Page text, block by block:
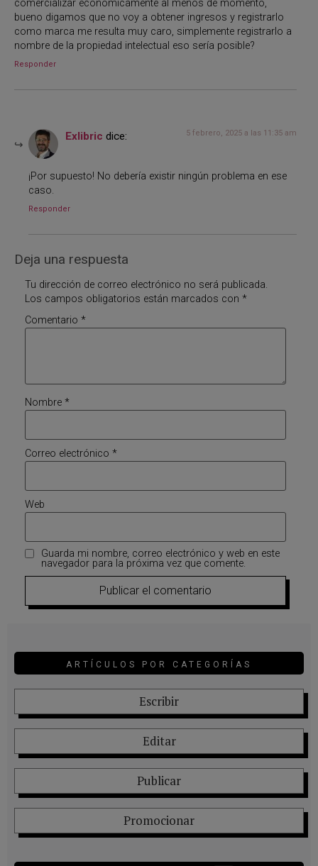
comercializar económicamente al menos de momento,
bueno digamos que no voy a obtener ingresos y registrarlo
como marca me resulta muy caro, simplemente registrarlo a
nombre de la propiedad intelectual eso sería posible?
Responder
Exlibric dice: 5 febrero, 2025 a las 11:35 am
¡Por supuesto! No debería existir ningún problema en ese
caso.
Responder
Deja una respuesta
Tu dirección de correo electrónico no será publicada.
Los campos obligatorios están marcados con *
Comentario *
Nombre *
Correo electrónico *
Web
Guarda mi nombre, correo electrónico y web en este
navegador para la próxima vez que comente.
ARTÍCULOS POR CATEGORÍAS
Escribir
Editar
Publicar
Promocionar